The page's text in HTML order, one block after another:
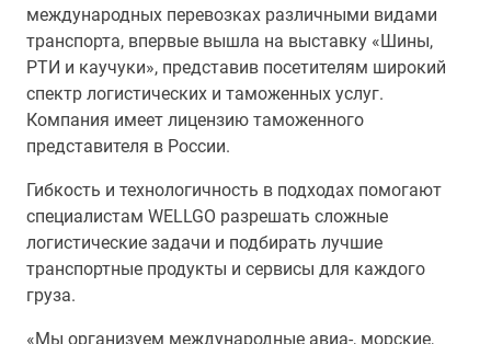
международных перевозках различными видами
транспорта, впервые вышла на выставку «Шины,
РТИ и каучуки», представив посетителям широкий
спектр логистических и таможенных услуг.
Компания имеет лицензию таможенного
представителя в России.
Гибкость и технологичность в подходах помогают
специалистам WELLGO разрешать сложные
логистические задачи и подбирать лучшие
транспортные продукты и сервисы для каждого
груза.
«Мы организуем международные авиа-, морские,